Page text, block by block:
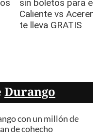
Durango
con un millón de
de cohecho